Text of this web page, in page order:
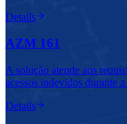
Details
AZM 161
A solução atende aos
acessos indevidos durante
Details